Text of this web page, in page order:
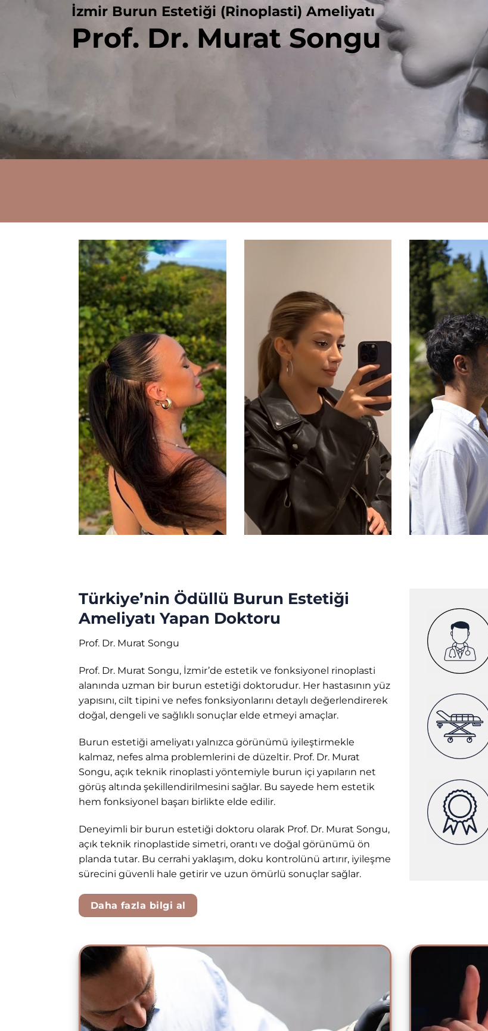
İzmir Burun Estetiği (Rinoplasti) Ameliyatı
Prof. Dr. Murat Songu
Türkiye’nin Ödüllü Burun Estetiği
Ameliyatı Yapan Doktoru
Prof. Dr. Murat Songu
Prof. Dr. Murat Songu, İzmir’de estetik ve fonksiyonel rinoplasti
alanında uzman bir burun estetiği doktorudur. Her hastasının yüz
yapısını, cilt tipini ve nefes fonksiyonlarını detaylı değerlendirerek
doğal, dengeli ve sağlıklı sonuçlar elde etmeyi amaçlar.
Burun estetiği ameliyatı yalnızca görünümü iyileştirmekle
kalmaz, nefes alma problemlerini de düzeltir. Prof. Dr. Murat
Songu, açık teknik rinoplasti yöntemiyle burun içi yapıların net
görüş altında şekillendirilmesini sağlar. Bu sayede hem estetik
hem fonksiyonel başarı birlikte elde edilir.
Deneyimli bir burun estetiği doktoru olarak Prof. Dr. Murat Songu,
açık teknik rinoplastide simetri, orantı ve doğal görünümü ön
planda tutar. Bu cerrahi yaklaşım, doku kontrolünü artırır, iyileşme
sürecini güvenli hale getirir ve uzun ömürlü sonuçlar sağlar.
Daha fazla bilgi al